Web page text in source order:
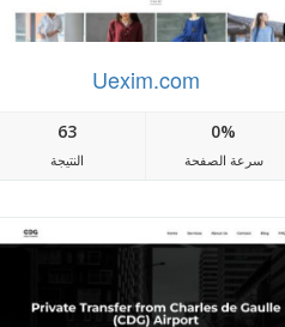
Uexim.com
63
النتيجة
0%
سرعة الصفحة